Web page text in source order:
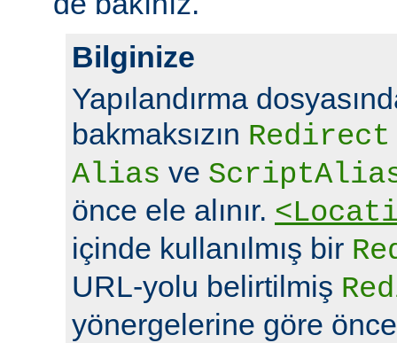
Bilginize
Yapılandırma
bakmaksızın Redirect
Alias ve
önce ele alınır.
içinde kullanılmış bir
URL-yolu belirtilmiş
yönergelerine göre